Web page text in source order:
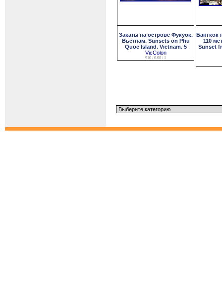
Закаты на острове Фукуок.
Вьетнам. Sunsets on Phu
Quoc Island. Vietnam. 5
VicColon
910 / 0.00 / 1
Бангкок
110
Sunset